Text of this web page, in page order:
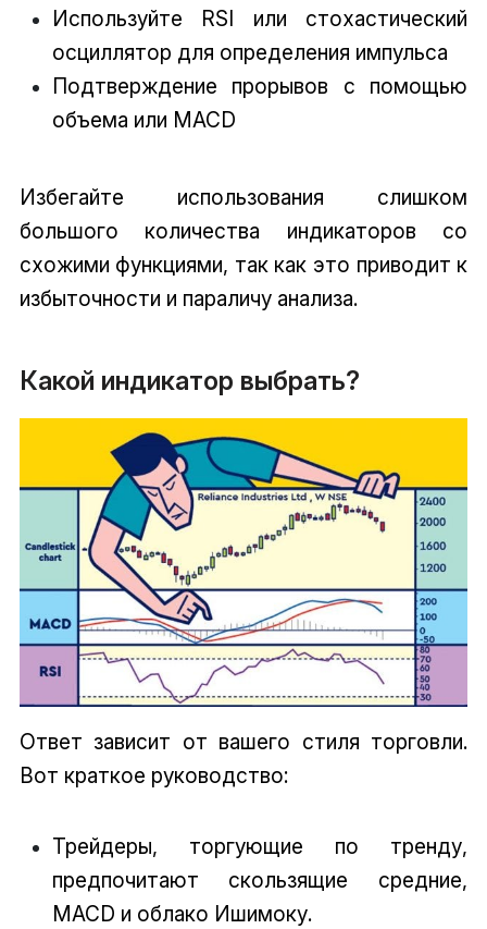
Используйте RSI или стохастический
осциллятор для определения импульса
Подтверждение прорывов с помощью
объема или MACD
Избегайте использования слишком
большого количества индикаторов со
схожими функциями, так как это приводит к
избыточности и параличу анализа.
Какой индикатор выбрать?
Ответ зависит от вашего стиля торговли.
Вот краткое руководство:
Трейдеры, торгующие по тренду,
предпочитают скользящие средние,
MACD и облако Ишимоку.